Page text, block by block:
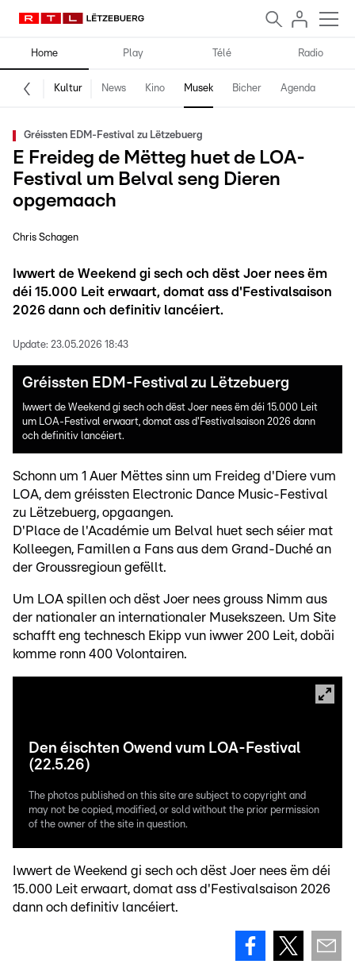
Home Play Télé Radio
Kultur News Kino Musek Bicher Agenda
Gréissten EDM-Festival zu Lëtzebuerg
E Freideg de Mëtteg huet de LOA-
Festival um Belval seng Dieren
opgemaach
Chris Schagen
Iwwert de Weekend gi sech och dëst Joer nees ëm
déi 15.000 Leit erwaart, domat ass d'Festivalsaison
2026 dann och definitiv lancéiert.
Update: 23.05.2026 18:43
Gréissten EDM-Festival zu Lëtzebuerg
Iwwert de Weekend gi sech och dëst Joer nees ëm déi 15.000 Leit
um LOA-Festival erwaart, domat ass d'Festivalsaison 2026 dann
och definitiv lancéiert.
Schonn um 1 Auer Mëttes sinn um Freideg d'Diere vum
LOA, dem gréissten Electronic Dance Music-Festival
zu Lëtzebuerg, opgaangen.
D'Place de l'Académie um Belval huet sech séier mat
Kolleegen, Famillen a Fans aus dem Grand-Duché an
der Groussregioun gefëllt.
Um LOA spillen och dëst Joer nees grouss Nimm aus
der nationaler an internationaler Musekszeen. Um Site
schafft eng technesch Ekipp vun iwwer 200 Leit, dobäi
komme ronn 400 Volontairen.
Den éischten Owend vum LOA-Festival
(22.5.26)
The photos published on this site are subject to copyright and
may not be copied, modified, or sold without the prior permission
of the owner of the site in question.
Iwwert de Weekend gi sech och dëst Joer nees ëm déi
15.000 Leit erwaart, domat ass d'Festivalsaison 2026
dann och definitiv lancéiert.